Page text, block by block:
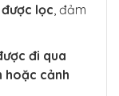
lọc , đảm
đi qua
hoặc cảnh